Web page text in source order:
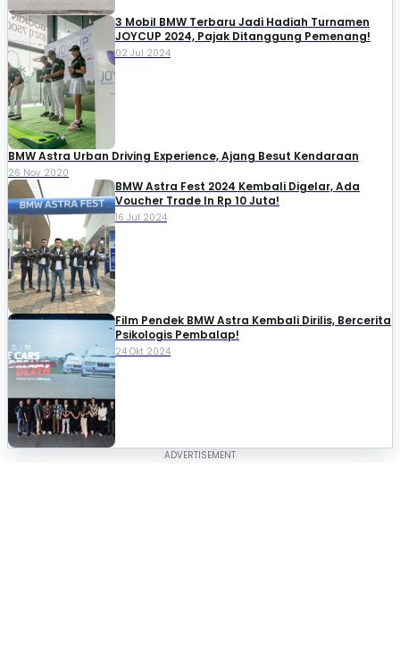
3 Mobil BMW Terbaru Jadi Hadiah Turnamen
JOYCUP 2024, Pajak Ditanggung Pemenang!
02 Jul 2024
BMW Astra Urban Driving Experience, Ajang Besut Kendaraan
26 Nov 2020
BMW Astra Fest 2024 Kembali Digelar, Ada
Voucher Trade In Rp 10 Juta!
16 Jul 2024
Film Pendek BMW Astra Kembali Dirilis, Bercerita
Psikologis Pembalap!
24 Okt 2024